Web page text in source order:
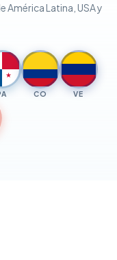
América Latina, USA y
★
CO VE